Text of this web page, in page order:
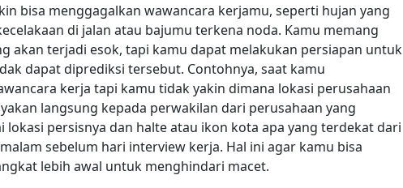
bisa menggagalkan wawancara kerjamu, seperti hujan yang
di jalan atau bajumu terkena noda. Kamu memang
akan terjadi esok, tapi kamu dapat melakukan persiapan untuk
dapat diprediksi tersebut. Contohnya, saat kamu
kerja tapi kamu tidak yakin dimana lokasi perusahaan
langsung kepada perwakilan dari perusahaan yang
persisnya dan halte atau ikon kota apa yang terdekat dari
sebelum hari interview kerja. Hal ini agar kamu bisa
lebih awal untuk menghindari macet.